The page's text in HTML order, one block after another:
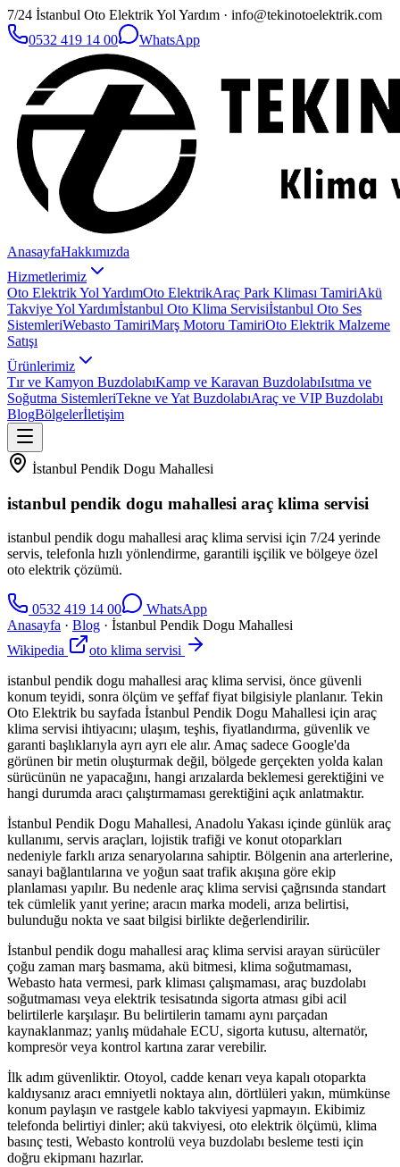
7/24 İstanbul Oto Elektrik Yol Yardım · info@tekinotoelektrik.com
0532 419 14 00
WhatsApp
AnasayfaHakkımızda
Hizmetlerimiz
Oto Elektrik Yol YardımOto ElektrikAraç Park Kliması TamiriAkü
Takviye Yol Yardımİstanbul Oto Klima Servisiİstanbul Oto Ses
SistemleriWebasto TamiriMarş Motoru TamiriOto Elektrik Malzeme
Satışı
Ürünlerimiz
Tır ve Kamyon BuzdolabıKamp ve Karavan BuzdolabıIsıtma ve
Soğutma SistemleriTekne ve Yat BuzdolabıAraç ve VIP Buzdolabı
BlogBölgelerİletişim
İstanbul Pendik Dogu Mahallesi
istanbul pendik dogu mahallesi araç klima servisi
istanbul pendik dogu mahallesi araç klima servisi için 7/24 yerinde
servis, telefonla hızlı yönlendirme, garantili işçilik ve bölgeye özel
oto elektrik çözümü.
0532 419 14 00
WhatsApp
Anasayfa · Blog · İstanbul Pendik Dogu Mahallesi
Wikipedia
oto klima servisi
istanbul pendik dogu mahallesi araç klima servisi, önce güvenli
konum teyidi, sonra ölçüm ve şeffaf fiyat bilgisiyle planlanır. Tekin
Oto Elektrik bu sayfada İstanbul Pendik Dogu Mahallesi için araç
klima servisi ihtiyacını; ulaşım, teşhis, fiyatlandırma, güvenlik ve
garanti başlıklarıyla ayrı ayrı ele alır. Amaç sadece Google'da
görünen bir metin oluşturmak değil, bölgede gerçekten yolda kalan
sürücünün ne yapacağını, hangi arızalarda beklemesi gerektiğini ve
hangi durumda aracı çalıştırmaması gerektiğini açık anlatmaktır.
İstanbul Pendik Dogu Mahallesi, Anadolu Yakası içinde günlük araç
kullanımı, servis araçları, lojistik trafiği ve konut otoparkları
nedeniyle farklı arıza senaryolarına sahiptir. Bölgenin ana arterlerine,
sanayi bağlantılarına ve yoğun saat trafik akışına göre ekip
planlaması yapılır. Bu nedenle araç klima servisi çağrısında standart
tek cümlelik yanıt yerine; aracın marka modeli, arıza belirtisi,
bulunduğu nokta ve saat bilgisi birlikte değerlendirilir.
İstanbul pendik dogu mahallesi araç klima servisi arayan sürücüler
çoğu zaman marş basmama, akü bitmesi, klima soğutmaması,
Webasto hata vermesi, park kliması çalışmaması, araç buzdolabı
soğutmaması veya elektrik tesisatında sigorta atması gibi acil
belirtilerle karşılaşır. Bu belirtilerin tamamı aynı parçadan
kaynaklanmaz; yanlış müdahale ECU, sigorta kutusu, alternatör,
kompresör veya kontrol kartına zarar verebilir.
İlk adım güvenliktir. Otoyol, cadde kenarı veya kapalı otoparkta
kaldıysanız aracı emniyetli noktaya alın, dörtlüleri yakın, mümkünse
konum paylaşın ve rastgele kablo takviyesi yapmayın. Ekibimiz
telefonda belirtiyi dinler; akü takviyesi, oto elektrik ölçümü, klima
basınç testi, Webasto kontrolü veya buzdolabı besleme testi için
doğru ekipmanı hazırlar.